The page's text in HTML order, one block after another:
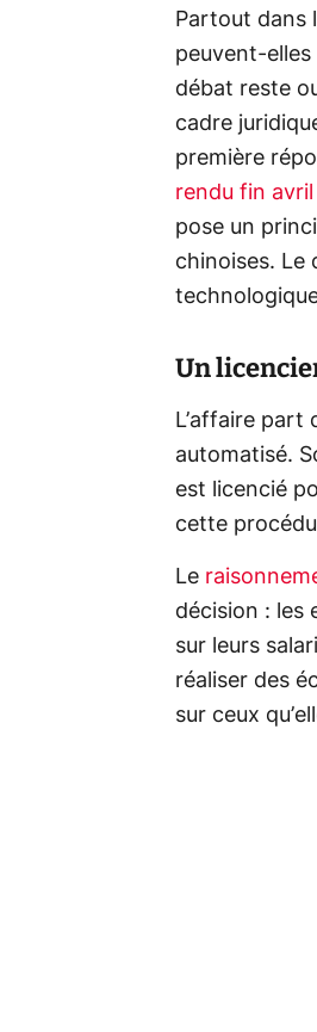
Partout dans
peuvent-elles
débat reste
cadre
première
rendu fin avril
pose un
chinoises. Le
Un
L’affaire part
automatisé.
est licencié
cette
Le
décision : les
sur leurs
réaliser des
sur ceux